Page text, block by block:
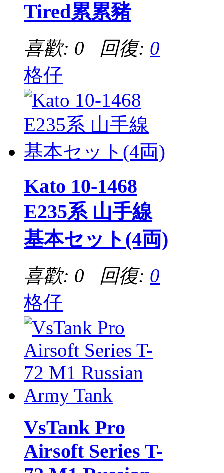
Tired累累豬
喜歡: 0 回復: 0
格仔
Kato 10-1468
E235系 山手線
基本セット(4両)
喜歡: 0 回復: 0
格仔
VsTank Pro
Airsoft Series T-